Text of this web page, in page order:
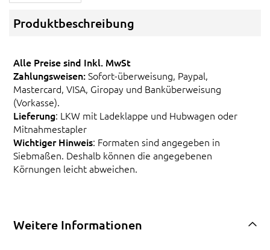
Produktbeschreibung
Alle Preise sind Inkl. MwSt
Zahlungsweisen:Sofort-überweisung, Paypal,
Mastercard, VISA, Giropay und Banküberweisung
(Vorkasse).
Lieferung: LKW mit Ladeklappe und Hubwagen oder
Mitnahmestapler
Wichtiger Hinweis: Formaten sind angegeben in
Siebmaßen. Deshalb können die angegebenen
Körnungen leicht abweichen.
Weitere Informationen